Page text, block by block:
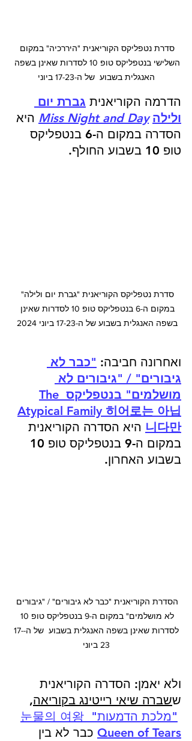
סדרת נטפליקס הקוריאנית "היררכיה" במקום
השלישי בנטפליקס טופ 10 לסדרות שאינן בשפה
האנגלית בשבוע  של ה-17-23 ביוני
הדרמה הקוריאנית גברת יום
ולילה Miss Night and Day היא
הסדרה במקום ה-6 בנטפליקס
טופ 10 בשבוע החולף.
סדרת נטפליקס הקוריאנית "גברת יום ולילה"
במקום ה-6 בנטפליקס טופ 10 לסדרות שאינן
בשפה האנגלית בשבוע של ה-17-23 ביוני 2024
ואחרונה חביבה: "כבר לא
גיבורים" / "גיבורים לא
מושלמים" בנטפליקס The
Atypical Family 히어로는 아닙
니다만 היא הסדרה הקוריאנית
בשבוע האחרון.
הסדרת הקוריאנית "כבר לא גיבורים" / "גיבורים
לסדרות שאינן בשפה האנגלית בשבוע  של ה-17-
23 ביוני
ולא יאמן: הסדרה הקוריאנית
ששברה שיאי רייטינג בקוריאה,
"מלכת הדמעות" 눈물의 여왕
Queen of Tears כבר לא בין